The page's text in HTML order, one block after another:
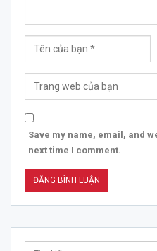
Save my name, email, and
next time I comment.